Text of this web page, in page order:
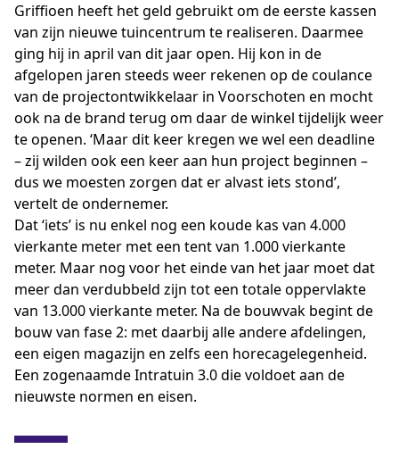
Griffioen heeft het geld gebruikt om de eerste kassen
van zijn nieuwe tuincentrum te realiseren. Daarmee
ging hij in april van dit jaar open. Hij kon in de
afgelopen jaren steeds weer rekenen op de coulance
van de projectontwikkelaar in Voorschoten en mocht
ook na de brand terug om daar de winkel tijdelijk weer
te openen. ‘Maar dit keer kregen we wel een deadline
– zij wilden ook een keer aan hun project beginnen –
dus we moesten zorgen dat er alvast iets stond’,
vertelt de ondernemer.
Dat ‘iets’ is nu enkel nog een koude kas van 4.000
vierkante meter met een tent van 1.000 vierkante
meter. Maar nog voor het einde van het jaar moet dat
meer dan verdubbeld zijn tot een totale oppervlakte
van 13.000 vierkante meter. Na de bouwvak begint de
bouw van fase 2: met daarbij alle andere afdelingen,
een eigen magazijn en zelfs een horecagelegenheid.
Een zogenaamde Intratuin 3.0 die voldoet aan de
nieuwste normen en eisen.